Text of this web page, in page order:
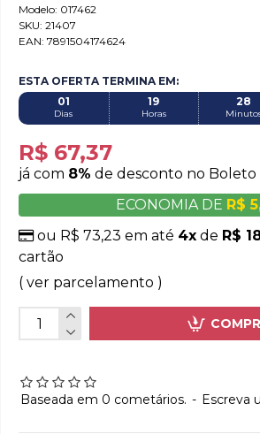
Modelo: 017462
SKU: 21407
EAN: 7891504174624
Baseada em 0 cometários. - Escreva
ESTA OFERTA TERMINA EM:
01
Dias
19
Horas
28
R$ 67,37
já com 8% de desconto no Boleto
ECONOMIA DE R$
ou R$ 73,23 em até 4x de R$
cartão
( ver parcelamento )